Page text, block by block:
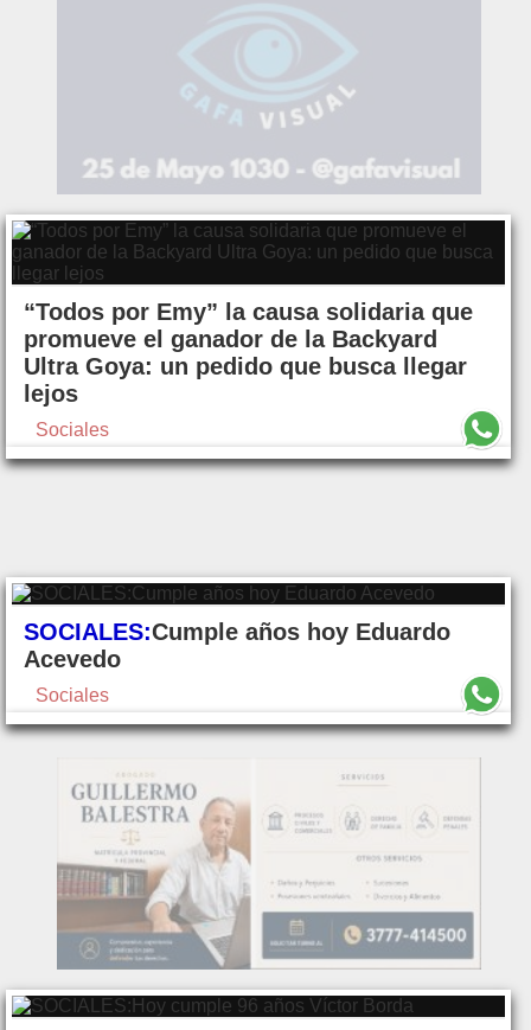
“Todos por Emy” la causa solidaria que
promueve el ganador de la Backyard
Ultra Goya: un pedido que busca llegar
lejos
Sociales
SOCIALES:Cumple años hoy Eduardo
Acevedo
Sociales